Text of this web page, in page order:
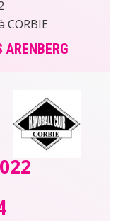
CORBIE
ARENBERG